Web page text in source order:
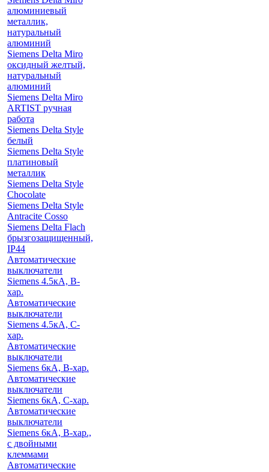
алюминиевый
металлик,
натуральный
алюминий
Siemens Delta Miro
оксидный желтый,
натуральный
алюминий
Siemens Delta Miro
ARTIST ручная
работа
Siemens Delta Style
белый
Siemens Delta Style
платиновый
металлик
Siemens Delta Style
Chocolate
Siemens Delta Style
Antracite Cosso
Siemens Delta Flach
брызгозащищенный,
IP44
Автоматические
выключатели
Siemens 4.5кА, B-
хар.
Автоматические
выключатели
Siemens 4.5кА, C-
хар.
Автоматические
выключатели
Siemens 6кА, B-хар.
Автоматические
выключатели
Siemens 6кА, С-хар.
Автоматические
выключатели
Siemens 6кА, B-хар.,
с двойными
клеммами
Автоматические